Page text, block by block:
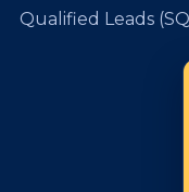
Qualified Leads